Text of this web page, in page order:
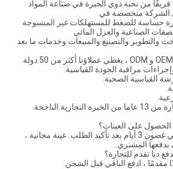
يجذب Shanghai Jaour فريقًا من نخبة ذوي الخبرة في صناعة المواد
متخصصة في
حساسة للضغط للمستهلكات غير المنسوجة
الصناعية والعزل المائي
والتطوير والتصنيع والمبيعات وخدمات ما بعد
على العينات؟
ج: سوف نرسل عينات في غضون 3 أيام بعد تأكيد الطلب. عينة مجانية ،
المشتري.
ديا تقدم للتجارة؟
مقدمًا ، ادفع الباقي قبل الشحن.